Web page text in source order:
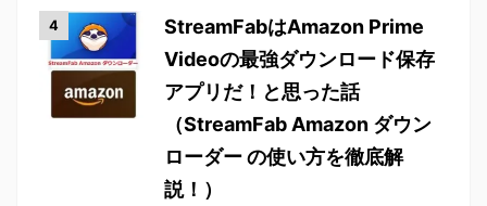
StreamFabはAmazon Prime
Videoの最強ダウンロード保存
アプリだ！と思った話
（StreamFab Amazon ダウン
ローダー の使い方を徹底解
説！）